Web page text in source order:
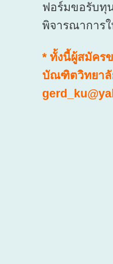
ฟอร์มขอรับทุ
พิจารณาการ
* ทั้งนี้ผู้สมัคร
บัณฑิตวิทยาลั